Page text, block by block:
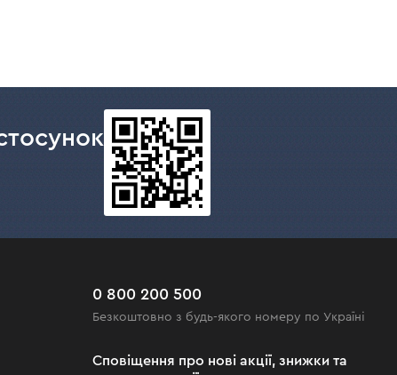
0 800 200 500
Безкоштовно з будь-якого номеру по Україні
Сповіщення про нові акції, знижки та